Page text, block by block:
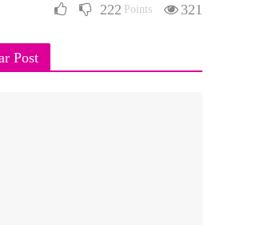
222 Points 321
Post